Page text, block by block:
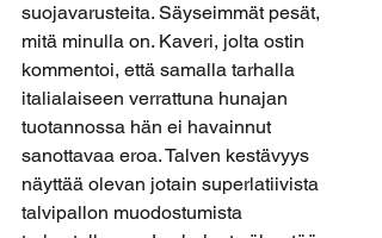
suojavarusteita. Säyseimmät pesät,
mitä minulla on. Kaveri, jolta ostin
kommentoi, että samalla tarhalla
italialaiseen verrattuna hunajan
tuotannossa hän ei havainnut
sanottavaa eroa. Talven kestävyys
näyttää olevan jotain superlatiivista
talvipallon muodostumista